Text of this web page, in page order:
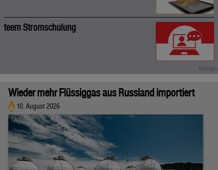
teem Stromschulung
Wieder mehr Flüssiggas aus Russland importiert
10. August 2026